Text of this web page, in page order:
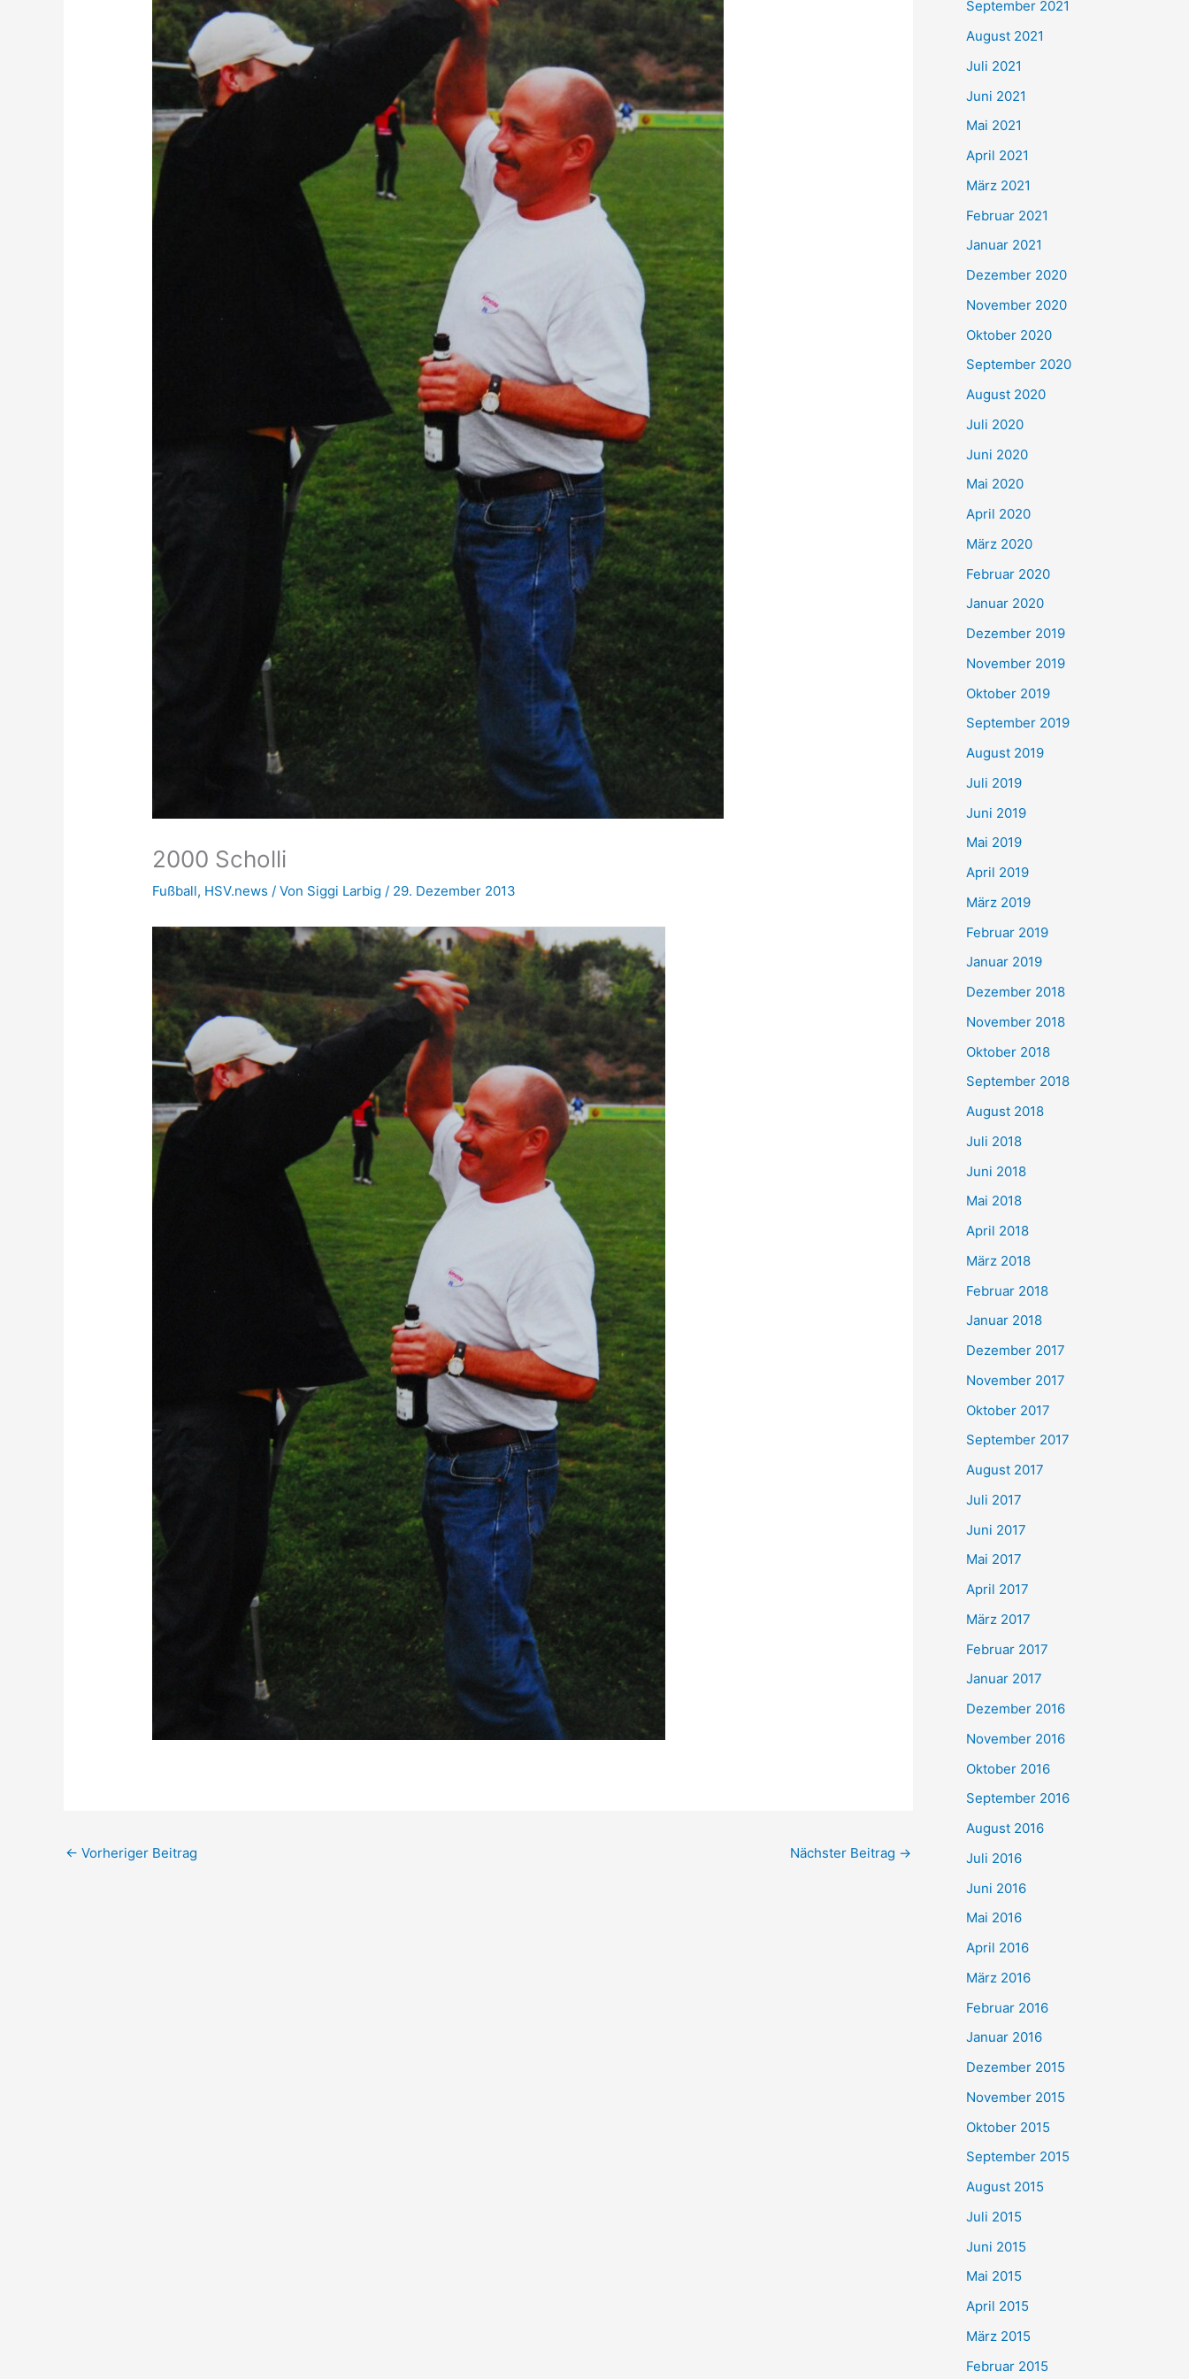
2000 Scholli
Fußball, HSV.news / Von Siggi Larbig / 29. Dezember 2013
← Vorheriger Beitrag Nächster Beitrag →
h
:
September 2021
August 2021
Juli 2021
Juni 2021
Mai 2021
April 2021
März 2021
Februar 2021
Januar 2021
Dezember 2020
November 2020
Oktober 2020
September 2020
August 2020
Juli 2020
Juni 2020
Mai 2020
April 2020
März 2020
Februar 2020
Januar 2020
Dezember 2019
November 2019
Oktober 2019
September 2019
August 2019
Juli 2019
Juni 2019
Mai 2019
April 2019
März 2019
Februar 2019
Januar 2019
Dezember 2018
November 2018
Oktober 2018
September 2018
August 2018
Juli 2018
Juni 2018
Mai 2018
April 2018
März 2018
Februar 2018
Januar 2018
Dezember 2017
November 2017
Oktober 2017
September 2017
August 2017
Juli 2017
Juni 2017
Mai 2017
April 2017
März 2017
Februar 2017
Januar 2017
Dezember 2016
November 2016
Oktober 2016
September 2016
August 2016
Juli 2016
Juni 2016
Mai 2016
April 2016
März 2016
Februar 2016
Januar 2016
Dezember 2015
November 2015
Oktober 2015
September 2015
August 2015
Juli 2015
Juni 2015
Mai 2015
April 2015
März 2015
Februar 2015